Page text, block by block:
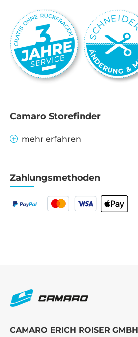
Camaro Storefinder
mehr erfahren
Zahlungsmethoden
CAMARO ERICH ROISER GMBH